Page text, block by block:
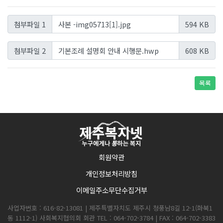
첨부파일 1 사본 -img05713[1].jpg 594 KB
첨부파일 2 기본조례 설명회 안내 시행문.hwp 608 KB
목록
회원약관
개인정보처리방침
이메일주소무단수집거부
사업자번호 : 616-82-13081 | 제주특별자치도 제주시 청풍남8길 12-1(화북1
동 1112-1) 사회복지협의회 회관 TEL : 064-702-3784 | FAX : 064-702-3383